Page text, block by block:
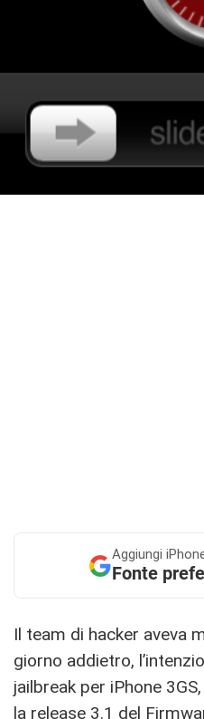
Aggiungi
Fonte
Il team di hacker aveva
giorno addietro,
jailbreak per iPhone
la release 3.1 del